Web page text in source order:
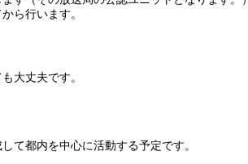
ら行います。
大丈夫です。
て都内を中心に活動する予定です。